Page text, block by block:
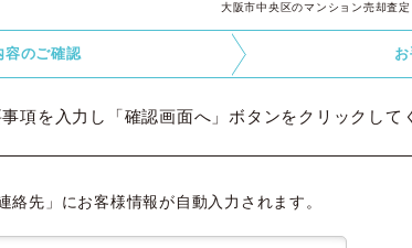
大阪市中央区のマンション売却査
容のご確認
項を入力し「確認画面へ」ボタンをクリックして
絡先」にお客様情報が自動入力されます。